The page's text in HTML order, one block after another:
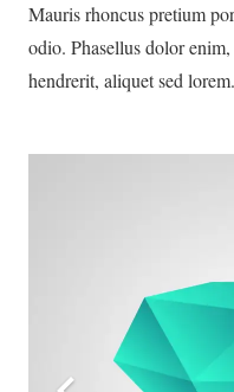
Mauris rhoncus pretium
odio. Phasellus dolor
hendrerit, aliquet sed lorem.